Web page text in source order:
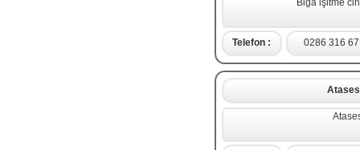
Biga işitme
Telefon : 0286 316